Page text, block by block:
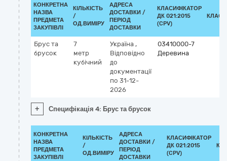
КОНКРЕТНА
НАЗВА
ПРЕДМЕТА
ЗАКУПІВЛІ
КІЛЬКІСТЬ
/
ОД.ВИМІРУ
АДРЕСА
ДОСТАВКИ /
ПЕРІОД
ДОСТАВКИ
КЛАСИФІКАТОР
ДК 021:2015
(CPV)
Брус та
брусок
7
метр
кубічний
Україна ,
Відповідно
до
документації
по 31-12-
2026
03410000-7
Деревина
+ Специфікація 4: Брус та брусок
КОНКРЕТНА
НАЗВА
ПРЕДМЕТА
ЗАКУПІВЛІ
КІЛЬКІСТЬ
/
ОД.ВИМІРУ
АДРЕСА
ДОСТАВКИ /
ПЕРІОД
ДОСТАВКИ
КЛАСИФІКАТОР
ДК 021:2015
(CPV)